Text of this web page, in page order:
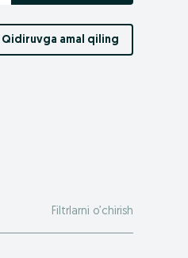
Qidiruvga amal qiling
Filtrlarni o’chirish